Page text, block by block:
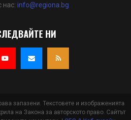
нас: info@regiona.bg
НИ
запазени. Текстовете и изображенията
на Закона за авторското право. Сайтът